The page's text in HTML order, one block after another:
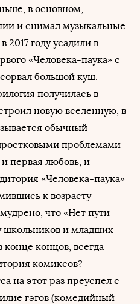
в основном,
и снимал музыкальные
2017 году усадили в
«Человека-паука» с
большой куш.
получилась в
новую вселенную, в
обычный
проблемами –
первая любовь, и
«Человека-паука»
к возрасту
что «Нет пути
школьников и младших
конце концов, всегда
комиксов?
на этот раз преуспел с
гэгов (комедийный